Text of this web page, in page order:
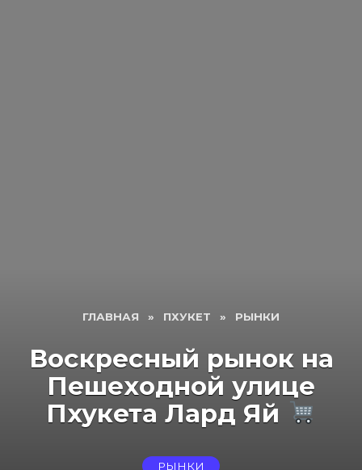
ГЛАВНАЯ » ПХУКЕТ » РЫНКИ
Воскресный рынок на
Пешеходной улице
Пхукета Лард Яй
РЫНКИ